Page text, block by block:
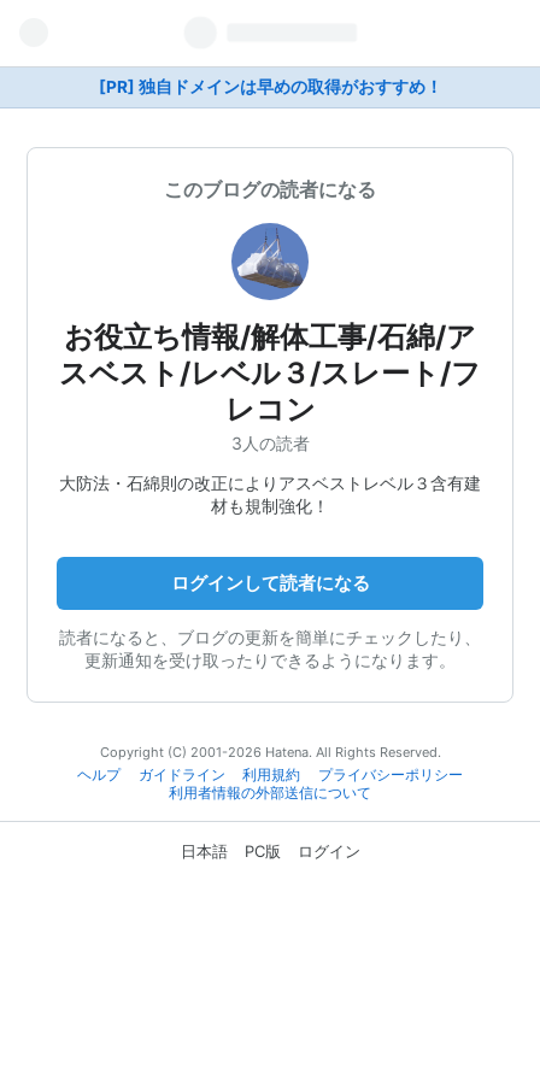
[PR] 独自ドメインは早めの取得がおすすめ！
このブログの読者になる
お役立ち情報/解体工事/石綿/ア
スベスト/レベル３/スレート/フ
レコン
3人の読者
大防法・石綿則の改正によりアスベストレベル３含有建
材も規制強化！
ログインして読者になる
読者になると、ブログの更新を簡単にチェックしたり、
更新通知を受け取ったりできるようになります。
Copyright (C) 2001-2026 Hatena. All Rights Reserved.
ヘルプ
ガイドライン 利用規約
プライバシーポリシー
利用者情報の外部送信について
日本語 PC版 ログイン